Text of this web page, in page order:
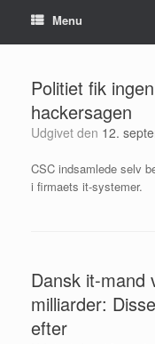
Menu
Politiet fik
hackersagen
Udgivet den 12.
CSC indsamlede selv
i firmaets it-systemer.
Dansk it-mand
milliarder:
efter